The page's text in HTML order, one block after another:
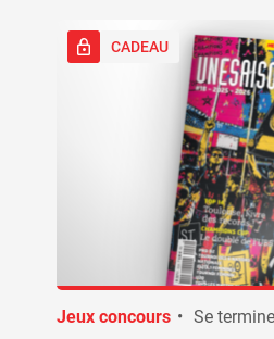
CADEAU
Jeux concours • Se